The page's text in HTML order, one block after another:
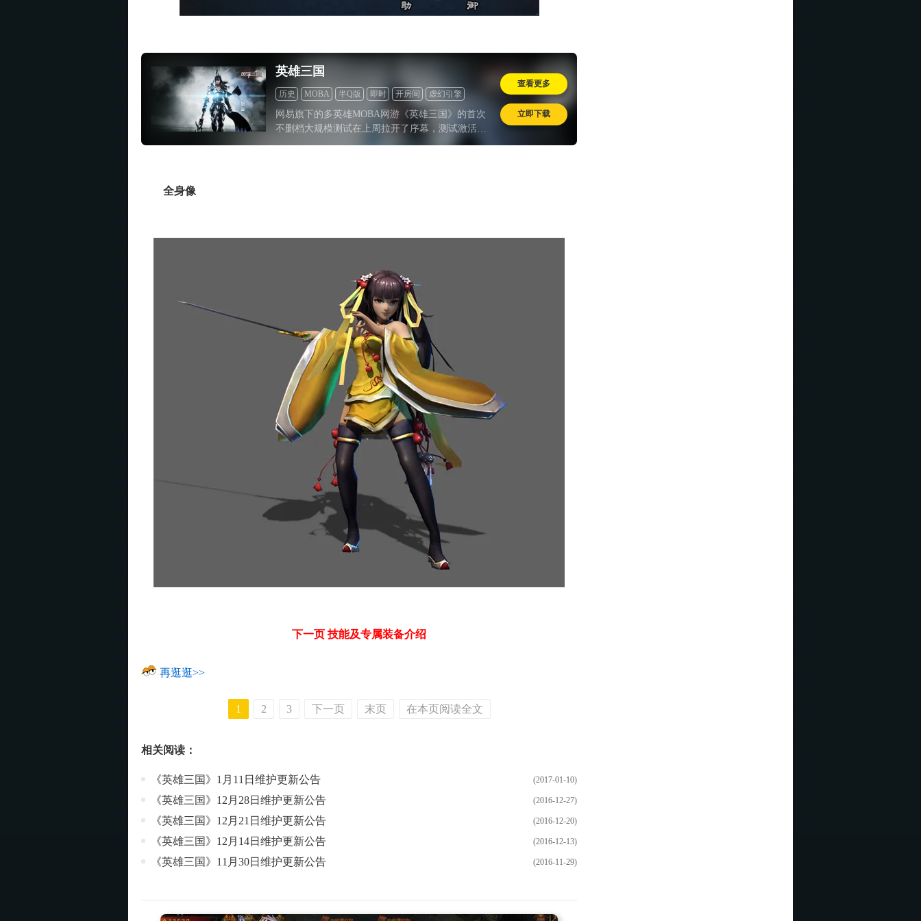
英雄三国
历史 MOBA 半Q版 即时 开房间
虚幻引擎
竞技
道具收费
网易旗下的多英雄MOBA网游《英雄三国》的首次
不删档大规模测试在上周拉开了序幕，测试激活码
数量之多，相信不少玩家已经先睹为快了。经过了
查看更多
立即下载
全身像
下一页 技能及专属装备介绍
再逛逛>>
1 2 3 下一页 末页 在本页阅读全文
相关阅读：
(2017-01-10)
《英雄三国》1月11日维护更新公告
(2016-12-27)
《英雄三国》12月28日维护更新公告
(2016-12-20)
《英雄三国》12月21日维护更新公告
(2016-12-13)
《英雄三国》12月14日维护更新公告
(2016-11-29)
《英雄三国》11月30日维护更新公告